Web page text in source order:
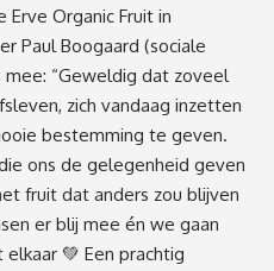
Erve Organic Fruit in
Paul Boogaard (sociale
mee: “Geweldig dat zoveel
zich vandaag inzetten
bestemming te geven.
ons de gelegenheid geven
fruit dat anders zou blijven
er blij mee én we gaan
💚 Een prachtig